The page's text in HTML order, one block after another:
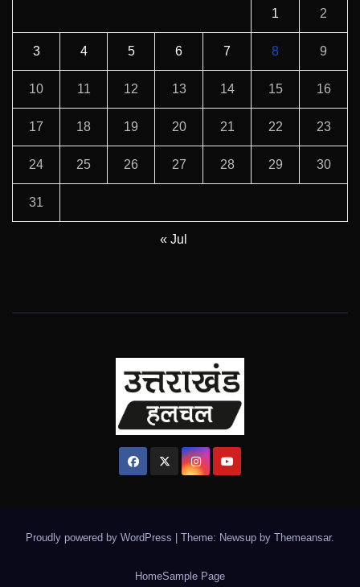
1 2
3 4 5 6 7 8 9
10 11 12 13 14 15 16
17 18 19 20 21 22 23
24 25 26 27 28 29 30
31
« Jul
Proudly powered by WordPress | Theme: Newsup by Themeansar.
HomeSample Page